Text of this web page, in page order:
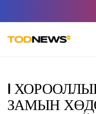
I
ЗАМЫН